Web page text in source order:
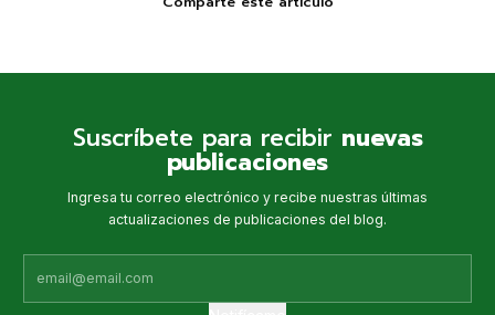
Suscríbete para recibir nuevas
publicaciones
Ingresa tu correo electrónico y recibe nuestras últimas
actualizaciones de publicaciones del blog.